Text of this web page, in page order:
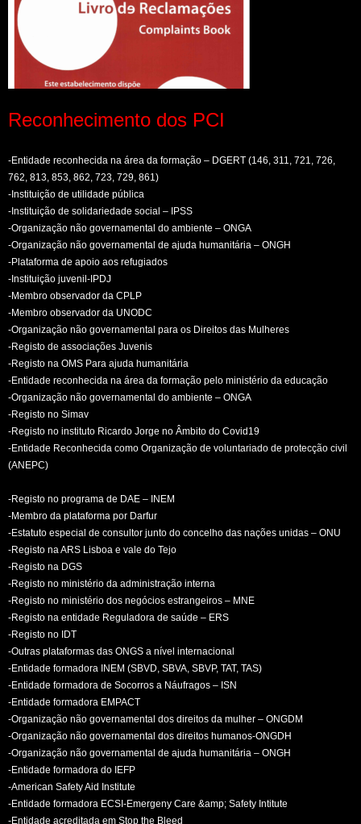
Reconhecimento dos PCI
-Entidade reconhecida na área da formação – DGERT (146, 311, 721, 726,
762, 813, 853, 862, 723, 729, 861)
-Instituição de utilidade pública
-Instituição de solidariedade social – IPSS
-Organização não governamental do ambiente – ONGA
-Organização não governamental de ajuda humanitária – ONGH
-Plataforma de apoio aos refugiados
-Instituição juvenil-IPDJ
-Membro observador da CPLP
-Membro observador da UNODC
-Organização não governamental para os Direitos das Mulheres
-Registo de associações Juvenis
-Registo na OMS Para ajuda humanitária
-Entidade reconhecida na área da formação pelo ministério da educação
-Organização não governamental do ambiente – ONGA
-Registo no Simav
-Registo no instituto Ricardo Jorge no Âmbito do Covid19
-Entidade Reconhecida como Organização de voluntariado de protecção civil
(ANEPC)
-Registo no programa de DAE – INEM
-Membro da plataforma por Darfur
-Estatuto especial de consultor junto do concelho das nações unidas – ONU
-Registo na ARS Lisboa e vale do Tejo
-Registo na DGS
-Registo no ministério da administração interna
-Registo no ministério dos negócios estrangeiros – MNE
-Registo na entidade Reguladora de saúde – ERS
-Registo no IDT
-Outras plataformas das ONGS a nível internacional
-Entidade formadora INEM (SBVD, SBVA, SBVP, TAT, TAS)
-Entidade formadora de Socorros a Náufragos – ISN
-Entidade formadora EMPACT
-Organização não governamental dos direitos da mulher – ONGDM
-Organização não governamental dos direitos humanos-ONGDH
-Organização não governamental de ajuda humanitária – ONGH
-Entidade formadora do IEFP
-American Safety Aid Institute
-Entidade formadora ECSI-Emergeny Care &amp; Safety Intitute
-Entidade acreditada em Stop the Bleed